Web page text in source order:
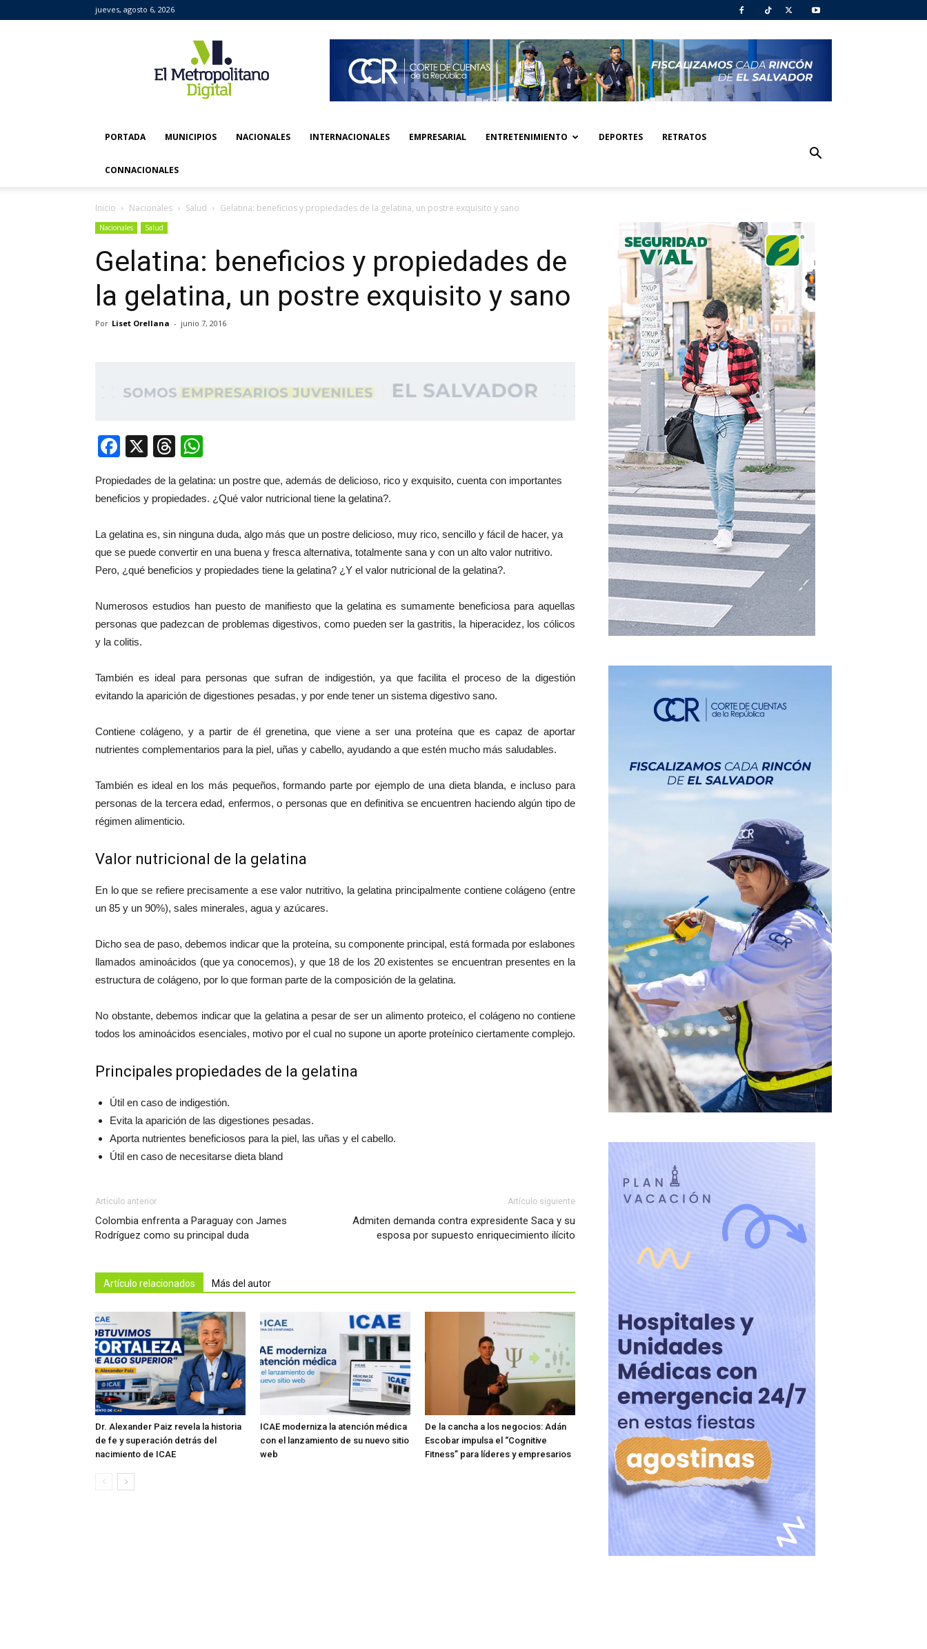
jueves, agosto 6, 2026
Metropolitano
Digital
PORTADA MUNICIPIOS NACIONALES INTERNACIONALES EMPRESARIAL ENTRETENIMIENTO DEPORTES RETRATOS
CONNACIONALES
Inicio Nacionales Salud Gelatina: beneficios y propiedades de la gelatina, un postre exquisito y sano
Nacionales Salud
Gelatina: beneficios y propiedades de
la gelatina, un postre exquisito y sano
Por Liset Orellana - junio 7, 2016
Facebook
X Threads
Propiedades de la gelatina: un postre que, además de delicioso, rico y exquisito, cuenta con importantes
beneficios y propiedades. ¿Qué valor nutricional tiene la gelatina?.
La gelatina es, sin ninguna duda, algo más que un postre delicioso, muy rico, sencillo y fácil de hacer, ya
que se puede convertir en una buena y fresca alternativa, totalmente sana y con un alto valor nutritivo.
Pero, ¿qué beneficios y propiedades tiene la gelatina? ¿Y el valor nutricional de la gelatina?.
Numerosos estudios han puesto de manifiesto que la gelatina es sumamente beneficiosa para aquellas
personas que padezcan de problemas digestivos, como pueden ser la gastritis, la hiperacidez, los cólicos
y la colitis.
También es ideal para personas que sufran de indigestión, ya que facilita el proceso de la digestión
evitando la aparición de digestiones pesadas, y por ende tener un sistema digestivo sano.
Contiene colágeno, y a partir de él grenetina, que viene a ser una proteína que es capaz de aportar
nutrientes complementarios para la piel, uñas y cabello, ayudando a que estén mucho más saludables.
También es ideal en los más pequeños, formando parte por ejemplo de una dieta blanda, e incluso para
personas de la tercera edad, enfermos, o personas que en definitiva se encuentren haciendo algún tipo de
régimen alimenticio.
Valor nutricional de la gelatina
En lo que se refiere precisamente a ese valor nutritivo, la gelatina principalmente contiene colágeno (entre
un 85 y un 90%), sales minerales, agua y azúcares.
Dicho sea de paso, debemos indicar que la proteína, su componente principal, está formada por eslabones
llamados aminoácidos (que ya conocemos), y que 18 de los 20 existentes se encuentran presentes en la
estructura de colágeno, por lo que forman parte de la composición de la gelatina.
No obstante, debemos indicar que la gelatina a pesar de ser un alimento proteico, el colágeno no contiene
todos los aminoácidos esenciales, motivo por el cual no supone un aporte proteínico ciertamente complejo.
Principales propiedades de la gelatina
Útil en caso de indigestión.
Evita la aparición de las digestiones pesadas.
Aporta nutrientes beneficiosos para la piel, las uñas y el cabello.
Útil en caso de necesitarse dieta bland
Artículo anterior
Colombia enfrenta a Paraguay con James
Rodríguez como su principal duda
Artículo siguiente
Admiten demanda contra expresidente Saca y su
esposa por supuesto enriquecimiento ilícito
Artículo relacionados Más del autor
Dr. Alexander Paiz revela la historia
de fe y superación detrás del
nacimiento de ICAE
ICAE moderniza la atención médica
con el lanzamiento de su nuevo sitio
web
De la cancha a los negocios: Adán
Escobar impulsa el “Cognitive
Fitness” para líderes y empresarios